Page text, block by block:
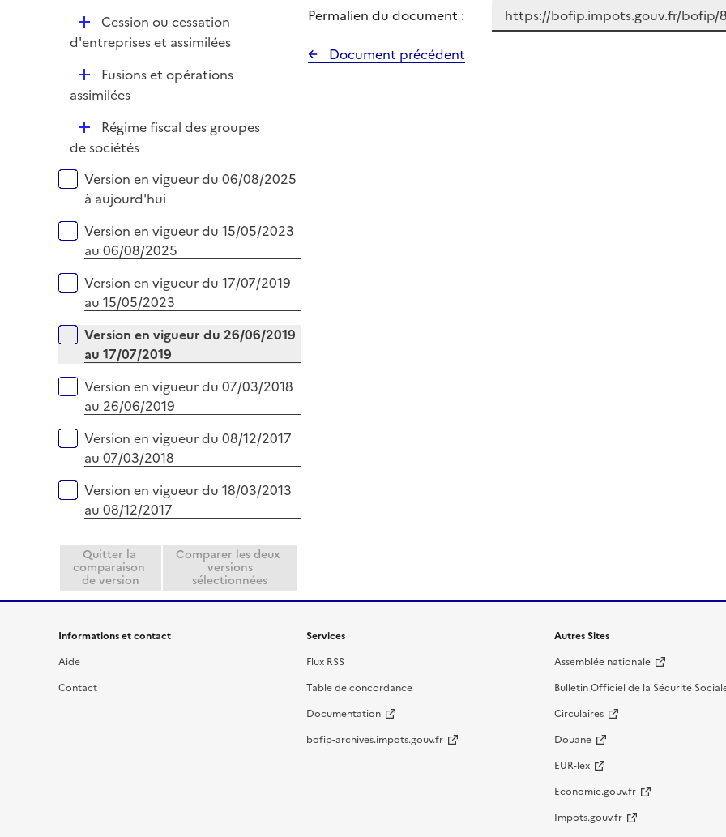
i
D
é
i
Cession ou cessation
d'entreprises et assimilées
D
é
i
e
r
Fusions et opérations
assimilées
D
é
l
i
e
Régime fiscal des groupes
de sociétés
Versions sur la période
Version en vigueur du 06/08/2025
à aujourd'hui
Version en vigueur du 15/05/2023
au 06/08/2025
Version en vigueur du 17/07/2019
au 15/05/2023
Version en vigueur du 26/06/2019
au 17/07/2019
Version en vigueur du 07/03/2018
au 26/06/2019
Version en vigueur du 08/12/2017
au 07/03/2018
Version en vigueur du 18/03/2013
au 08/12/2017
Quitter la
comparaison
de version
Comparer les deux
versions
sélectionnées
Permalien du document :
Document précédent
Informations et contact
Aide
Contact
Services
Flux RSS
Table de concordance
Documentation
bofip-archives.impots.gouv.fr
Autres Sites
Assemblée nationale
Bulletin Officiel de la Sécurité
Circulaires
Douane
EUR-lex
Economie.gouv.fr
Impots.gouv.fr